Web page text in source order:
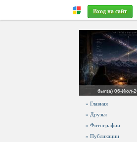
Вход на сайт
был(а) 06-Июл-
» Главная
» Друзья
» Фотографии
» Публикации